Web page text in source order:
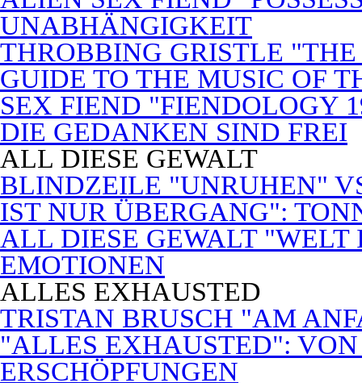
UNABHÄNGIGKEIT
THROBBING GRISTLE
GUIDE TO THE MUSIC OF
SEX FIEND "FIENDOLOGY
DIE GEDANKEN SIND FREI
ALL DIESE GEWALT
BLINDZEILE "UNRUHEN"
IST NUR ÜBERGANG":
ALL DIESE GEWALT
EMOTIONEN
ALLES EXHAUSTED
TRISTAN BRUSCH "AM
"ALLES EXHAUSTED":
ERSCHÖPFUNGEN